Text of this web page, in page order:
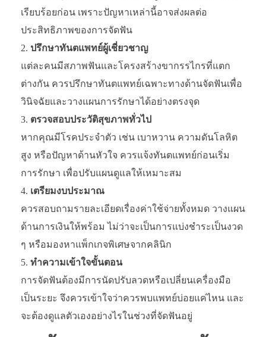
เรียบร้อยก่อน เพราะปัญหาเหล่านี้อาจส่งผลต่อ
ประสิทธิภาพของการจัดฟัน
ปรึกษาทันตแพทย์ผู้เชี่ยวชาญ
แต่ละคนมีสภาพฟันและโครงสร้างขากรรไกรที่แตก
ต่างกัน ควรปรึกษาทันตแพทย์เฉพาะทางด้านจัดฟันเพื่อ
วินิจฉัยและวางแผนการรักษาได้อย่างตรงจุด
ตรวจสอบประวัติสุขภาพทั่วไป
หากคุณมีโรคประจำตัว เช่น เบาหวาน ความดันโลหิต
สูง หรือปัญหาด้านหัวใจ ควรแจ้งทันตแพทย์ก่อนเริ่ม
การรักษา เพื่อปรับแผนดูแลให้เหมาะสม
เตรียมงบประมาณ
ควรสอบถามรายละเอียดเรื่องค่าใช้จ่ายทั้งหมด วางแผน
ด้านการเงินให้พร้อม ไม่ว่าจะเป็นการแบ่งชำระเป็นงวด
ๆ หรือมองหาแพ็กเกจพิเศษจากคลินิก
ทำความเข้าใจขั้นตอน
การจัดฟันต้องมีการนัดปรับลวดหรือเปลี่ยนเครื่องมือ
เป็นระยะ จึงควรเข้าใจว่าควรพบแพทย์บ่อยแค่ไหน และ
จะต้องดูแลตัวเองอย่างไรในช่วงที่จัดฟันอยู่